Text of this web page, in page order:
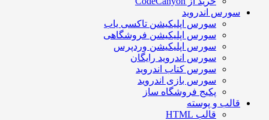
سورس اندروید
سورس اپلیکیشن تاکسی یاب
سورس اپلیکیشن فروشگاهی
سورس اپلیکیشن وردپرس
سورس اندروید رایگان
سورس کتاب اندروید
سورس بازی اندروید
پکیج فروشگاه ساز
قالب و پوسته
قالب HTML